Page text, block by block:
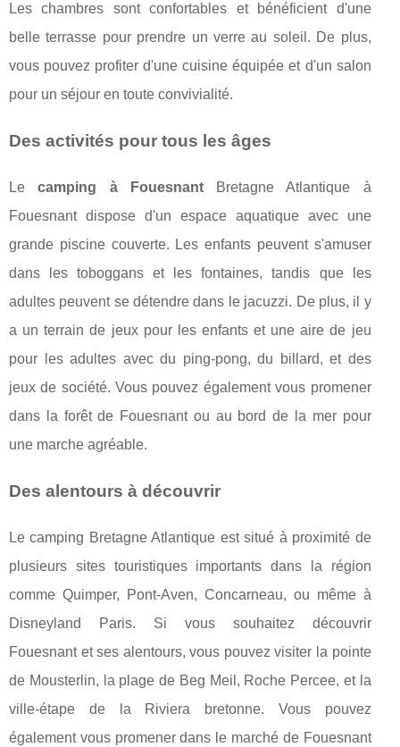
Les chambres sont confortables et bénéficient d'une
belle terrasse pour prendre un verre au soleil. De plus,
vous pouvez profiter d'une cuisine équipée et d'un salon
pour un séjour en toute convivialité.
Des activités pour tous les âges
Lecamping à Fouesnant
Bretagne Atlantique à
Fouesnant dispose d'un espace aquatique avec une
grande piscine couverte. Les enfants peuvent s'amuser
dans les toboggans et les fontaines, tandis que les
adultes peuvent se détendre dans le jacuzzi. De plus, il y
a un terrain de jeux pour les enfants et une aire de jeu
pour les adultes avec du ping-pong, du billard, et des
jeux de société. Vous pouvez également vous promener
dans la forêt de Fouesnant ou au bord de la mer pour
une marche agréable.
Des alentours à découvrir
Le camping Bretagne Atlantique est situé à proximité de
plusieurs sites touristiques importants dans la région
comme Quimper, Pont-Aven, Concarneau, ou même à
Disneyland Paris. Si vous souhaitez découvrir
Fouesnant et ses alentours, vous pouvez visiter la pointe
de Mousterlin, la plage de Beg Meil, Roche Percee, et la
ville-étape de la Riviera bretonne. Vous pouvez
également vous promener dans le marché de Fouesnant